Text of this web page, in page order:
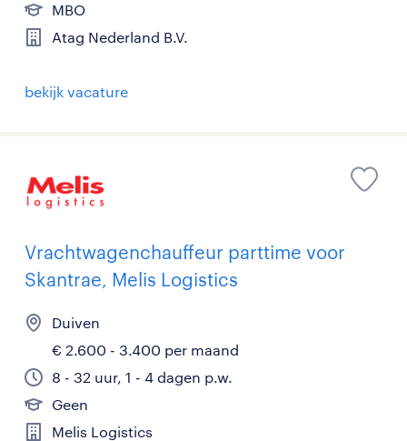
MBO
Atag Nederland B.V.
bekijk vacature
Vrachtwagenchauffeur parttime voor
Skantrae, Melis Logistics
Duiven
€ 2.600 - 3.400 per maand
8 - 32 uur, 1 - 4 dagen p.w.
Geen
Melis Logistics